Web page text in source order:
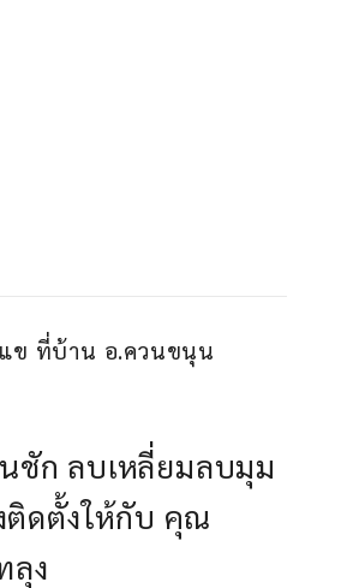
ข ที่บ้าน อ.ควนขนุน
ชัก ลบเหลี่ยมลบมุม
ติดตั้งให้กับ คุณ
ลุง